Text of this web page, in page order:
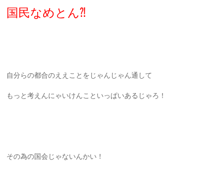
国民なめとん⁈
自分らの都合のええことをじゃんじゃん通して
もっと考えんにゃいけんこといっぱいあるじゃろ！
その為の国会じゃないんかい！